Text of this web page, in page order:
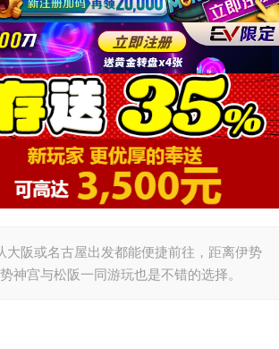
阪或名古屋出发都能便捷前往，距离伊势
神宫与松阪一同游玩也是不错的选择。